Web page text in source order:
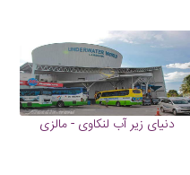
دنیای زیر آب لنکاوی - مالزی